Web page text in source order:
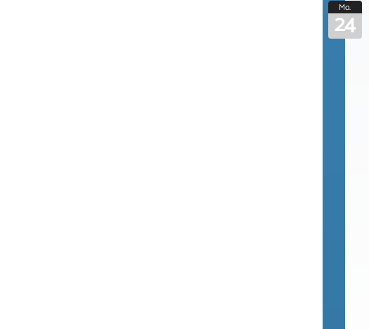
Mo.
24